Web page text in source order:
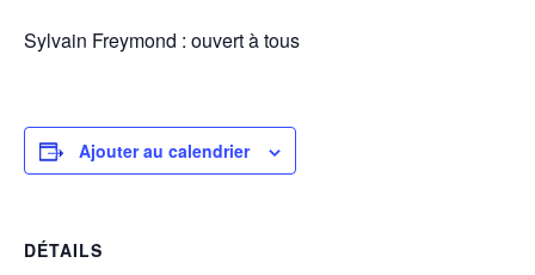
Sylvain Freymond : ouvert à tous
Ajouter au calendrier
DÉTAILS